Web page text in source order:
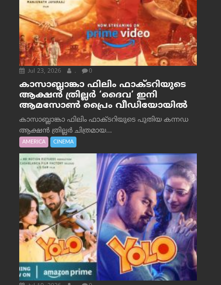
Jul 23, 2026 . 0
കാസാബ്ലാങ്കാ ഫിലിം ഫാക്ടറിയുടെ
ആക്ഷൻ ത്രില്ലർ ‘ദൈവ’ ഇനി
ആമസോൺ പ്രൈം വീഡിയോയിൽ
കാസാബ്ലാങ്കാ ഫിലിം ഫാക്ടറിയുടെ പുതിയ കന്നഡ
ആക്ഷൻ ത്രില്ലർ ചിത്രമായ...
AMERICA CINEMA